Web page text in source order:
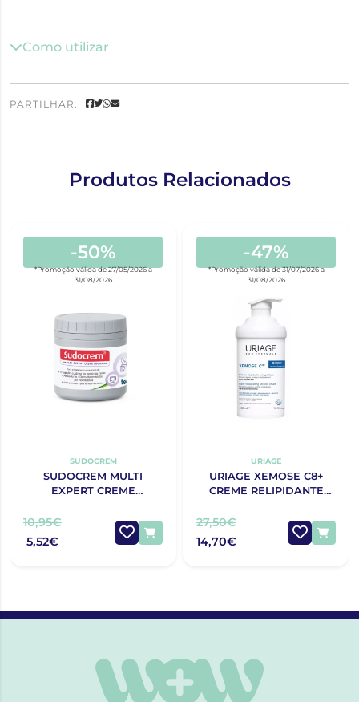
Como utilizar
PARTILHAR:
Produtos Relacionados
-50%
*Promoção válida de 27/05/2026 a
31/08/2026
SUDOCREM
SUDOCREM MULTI
EXPERT CREME
10,95€
5,52€
-47%
*Promoção válida de 31/07/2026 a
31/08/2026
URIAGE
URIAGE XEMOSE C8+
CREME RELIPIDANTE
27,50€
14,70€